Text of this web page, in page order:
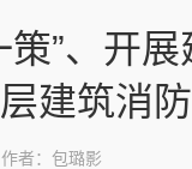
”、开
建筑消
作者：包璐影